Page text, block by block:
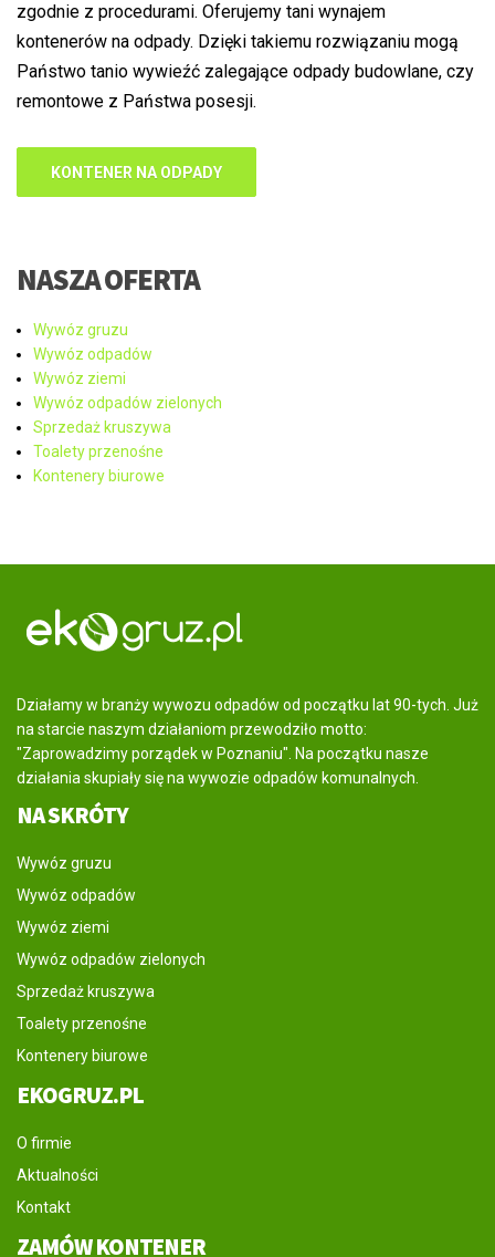
zgodnie z procedurami. Oferujemy tani wynajem
kontenerów na odpady. Dzięki takiemu rozwiązaniu mogą
Państwo tanio wywieźć zalegające odpady budowlane, czy
remontowe z Państwa posesji.
KONTENER NA ODPADY
NASZA OFERTA
Wywóz gruzu
Wywóz odpadów
Wywóz ziemi
Wywóz odpadów zielonych
Sprzedaż kruszywa
Toalety przenośne
Kontenery biurowe
Działamy w branży wywozu odpadów od początku lat 90-tych. Już
na starcie naszym działaniom przewodziło motto:
"Zaprowadzimy porządek w Poznaniu". Na początku nasze
działania skupiały się na wywozie odpadów komunalnych.
NA SKRÓTY
Wywóz gruzu
Wywóz odpadów
Wywóz ziemi
Wywóz odpadów zielonych
Sprzedaż kruszywa
Toalety przenośne
Kontenery biurowe
EKOGRUZ.PL
O firmie
Aktualności
Kontakt
ZAMÓW KONTENER